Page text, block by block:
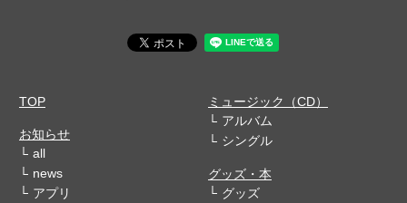
TOP
お知らせ
all
news
アプリ
ミュージック（CD）
アルバム
シングル
グッズ・本
グッズ